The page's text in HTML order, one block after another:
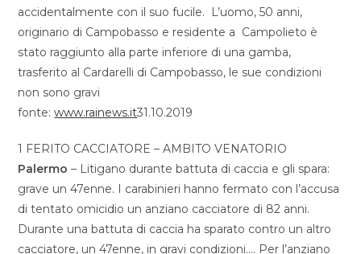
accidentalmente con il suo fucile. L’uomo, 50 anni,
originario di Campobasso e residente a Campolieto è
stato raggiunto alla parte inferiore di una gamba,
trasferito al Cardarelli di Campobasso, le sue condizioni
non sono gravi
fonte:www.rainews.it31.10.2019
1 FERITO CACCIATORE – AMBITO VENATORIO
Palermo – Litigano durante battuta di caccia e gli spara:
grave un 47enne. I carabinieri hanno fermato con l’accusa
di tentato omicidio un anziano cacciatore di 82 anni.
Durante una battuta di caccia ha sparato contro un altro
cacciatore, un 47enne, in gravi condizioni…. Per l’anziano